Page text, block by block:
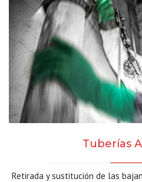
Tuberías
Retirada y sustitución de las